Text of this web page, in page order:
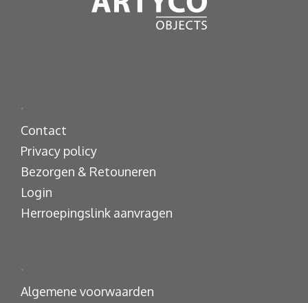
.
Contact
Privacy policy
Bezorgen & Retouneren
Login
Herroepingslink aanvragen
.
Algemene voorwaarden